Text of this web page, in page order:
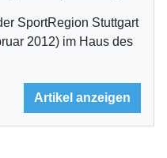
SportRegion Stuttgart
2012) im Haus des
Artikel anzeigen